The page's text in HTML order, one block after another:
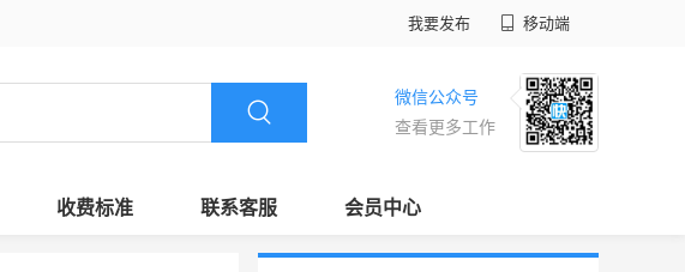
我要发布 移动端
微信公众号
查看更多工作
收费标准 联系客服 会员中心